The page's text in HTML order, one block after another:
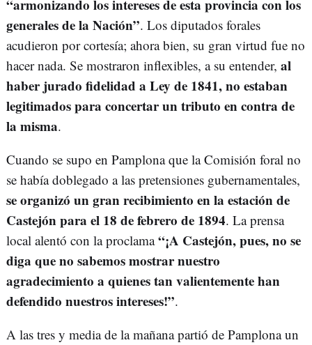
“armonizando los intereses de esta provincia con los
generales de la Nación”. Los diputados forales
acudieron por cortesía; ahora bien, su gran virtud fue no
hacer nada. Se mostraron inflexibles, a su entender, al
haber jurado fidelidad a Ley de 1841, no estaban
legitimados para concertar un tributo en contra de
la misma.
Cuando se supo en Pamplona que la Comisión foral no
se había doblegado a las pretensiones gubernamentales,
se organizó un gran recibimiento en la estación de
Castejón para el 18 de febrero de 1894. La prensa
local alentó con la proclama“¡A Castejón, pues, no se
diga que no sabemos mostrar nuestro
agradecimiento a quienes tan valientemente han
defendido nuestros intereses!”.
A las tres y media de la mañana partió de Pamplona un